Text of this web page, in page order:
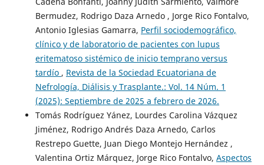
Bermudez, Rodrigo Daza Arnedo , Jorge Rico Fontalvo,
Antonio Iglesias Gamarra, Perfil sociodemográfico,
clínico y de laboratorio de pacientes con lupus
eritematoso sistémico de inicio temprano versus
tardío , Revista de la Sociedad Ecuatoriana de
Nefrología, Diálisis y Trasplante.: Vol. 14 Núm. 1
(2025): Septiembre de 2025 a febrero de 2026.
Tomás Rodríguez Yánez, Lourdes Carolina Vázquez
Jiménez, Rodrigo Andrés Daza Arnedo, Carlos
Restrepo Guette, Juan Diego Montejo Hernández ,
Valentina Ortiz Márquez, Jorge Rico Fontalvo, Aspectos